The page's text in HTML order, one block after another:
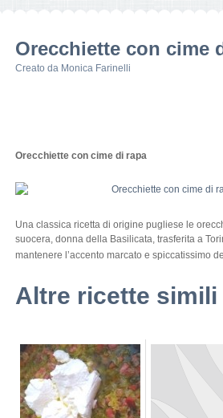
Orecchiette con cime
Creato da Monica Farinelli
Orecchiette con cime di rapa
Una classica ricetta di origine pugliese le
suocera, donna della Basilicata, trasferita a
mantenere l’accento marcato e spiccatissimo
Altre ricette simili